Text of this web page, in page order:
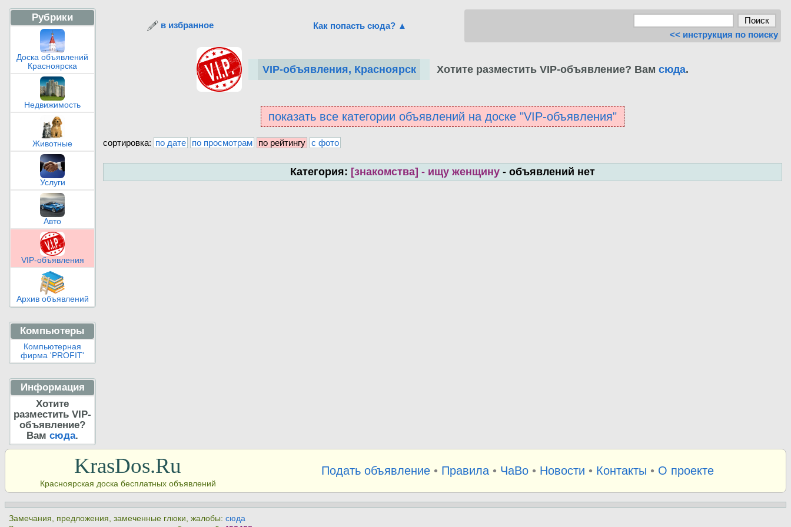
Рубрики
Доска объявлений
Красноярска
Недвижимость
Животные
Услуги
Авто
VIP-объявления
Архив объявлений
Компьютеры
Компьютерная
фирма 'PROFIT'
Информация
Хотите
разместить VIP-
объявление?
Вам сюда.
в избранное
Как попасть сюда? ▲
<< инструкция по поиску
VIP-объявления, Красноярск Хотите разместить VIP-объявление? Вам сюда.
показать все категории объявлений на доске "VIP-объявления"
сортировка: по дате по просмотрам по рейтингу с фото
Категория: [знакомства] - ищу женщину - объявлений нет
KrasDos.Ru
Красноярская доска бесплатных объявлений
Подать объявление• Правила• ЧаВо• Новости • Контакты • О проекте
Замечания, предложения, замеченные глюки, жалобы: сюда